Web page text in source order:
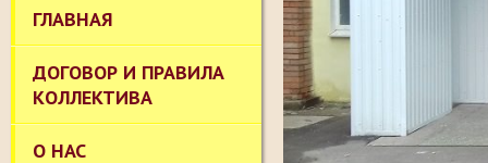
ГЛАВНАЯ
ДОГОВОР И ПРАВИЛА
КОЛЛЕКТИВА
О НАС